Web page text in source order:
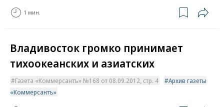
1 мин.
Владивосток громко принимает
тихоокеанских и азиатских
Газета «Коммерсантъ» №168 от 08.09.2012, стр. 4
Архив газеты
«Коммерсантъ»